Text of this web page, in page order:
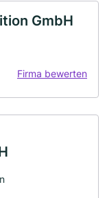
GmbH
Firma bewerten